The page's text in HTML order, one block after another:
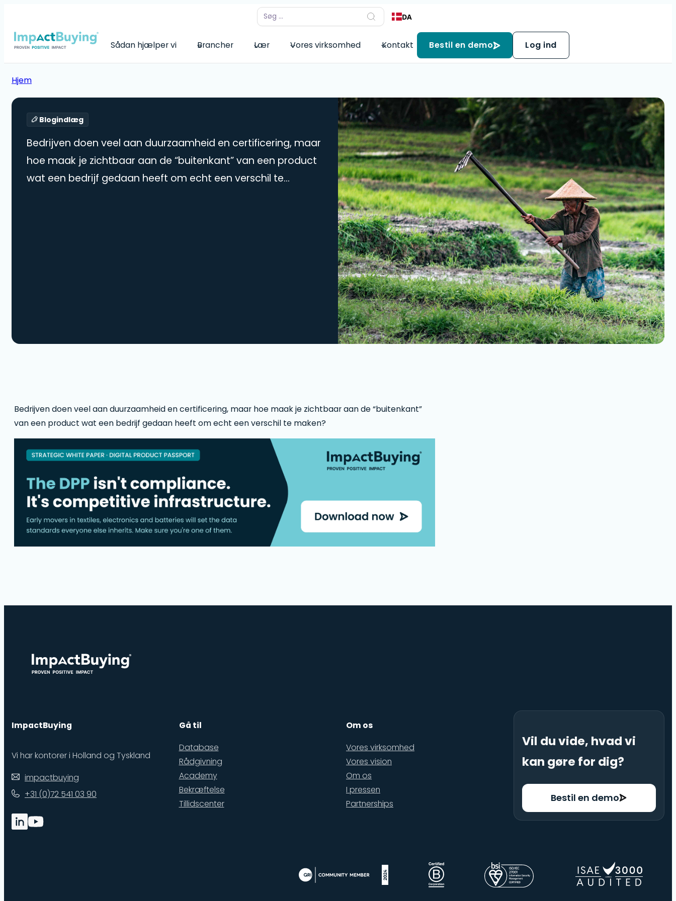
DA
Sådan hjælper vi Brancher Lær Vores virksomhed Kontakt Bestil en demo Log ind
Hjem
Blogindlæg
Bedrijven doen veel aan duurzaamheid en certificering, maar
hoe maak je zichtbaar aan de “buitenkant” van een product
wat een bedrijf gedaan heeft om echt een verschil te
Bedrijven doen veel aan duurzaamheid en certificering, maar hoe maak je zichtbaar aan de “buitenkant”
van een product wat een bedrijf gedaan heeft om echt een verschil te maken?
ImpactBuying
Vi har kontorer i Holland og Tyskland
impactbuying
+31 (0)72 541 03 90
Gå til
Database
Rådgivning
Academy
Bekræftelse
Tillidscenter
Om os
Vores virksomhed
Vores vision
Om os
I pressen
Partnerships
Vil du vide, hvad vi
kan gøre for dig?
Bestil en demo